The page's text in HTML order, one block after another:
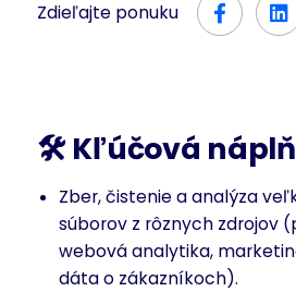
Zdieľajte ponuku
🛠Kľúčová
Zber, čistenie a analýza
súborov z rôznych zdrojov
webová analytika,
dáta o zákazníkoch).